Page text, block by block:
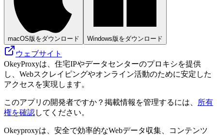
macOS版をダウンロード Windows版をダウンロード
ウェブサイト
OkeyProxyは、住宅IPやデータセンターのプロキシを提供
し、Webスクレイピングやオンライン活動のために安定した
アクセスを実現します。
このアプリの開発者ですか？掲載情報を管理するには、
所有
権を確認してください。
Okeyproxyは、安全で効率的なWebデータ収集、コンテンツ